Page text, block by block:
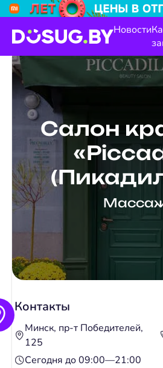
Новости
Салон
Контакты
Минск, пр-т Победителей,
125
Сегодня до 09:00—21:00